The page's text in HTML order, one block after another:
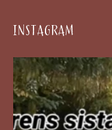
INSTAGRAM